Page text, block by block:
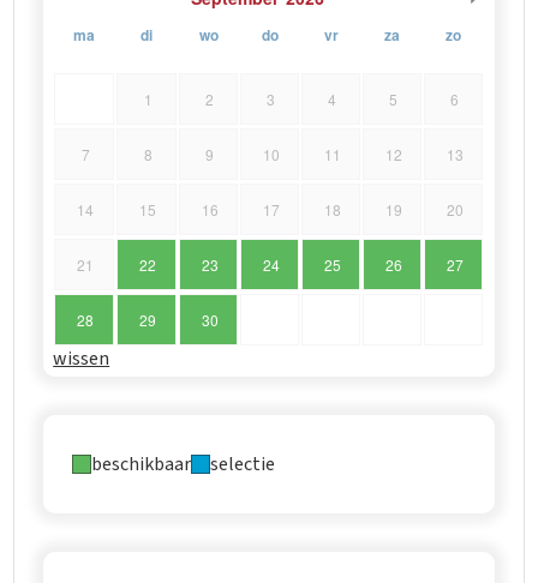
ma di wo do vr za zo
1 2 3 4 5 6
7 8 9 10 11 12 13
14 15 16 17 18 19 20
21 22 23 24 25 26 27
28 29 30
wissen
beschikbaar selectie